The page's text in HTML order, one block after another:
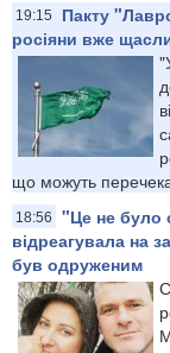
19:15
Пакту
росіяни вже
що можуть
18:56
"Це не було
відреагувала на
був одруженим